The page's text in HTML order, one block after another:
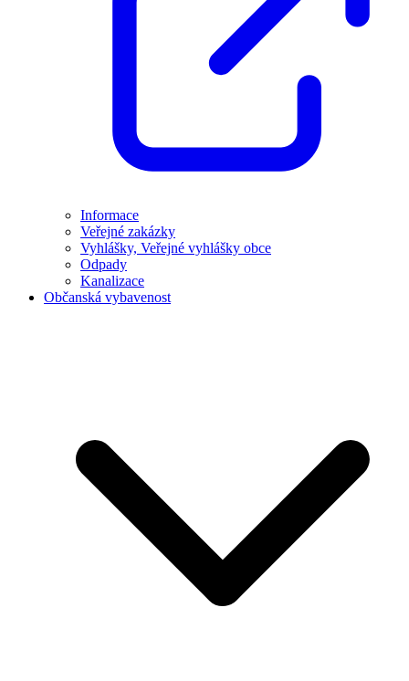
Informace
Veřejné zakázky
Vyhlášky, Veřejné vyhlášky obce
Odpady
Kanalizace
Občanská vybavenost